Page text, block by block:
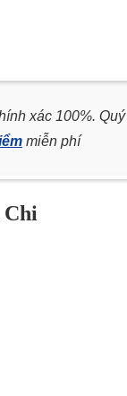
xác 100%. Quý
miễn phí
Chi